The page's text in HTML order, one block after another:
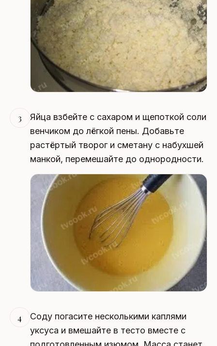
3
Яйца взбейте с сахаром и щепоткой соли
венчиком до лёгкой пены. Добавьте
растёртый творог и сметану с набухшей
манкой, перемешайте до однородности.
4
Соду погасите несколькими каплями
уксуса и вмешайте в тесто вместе с